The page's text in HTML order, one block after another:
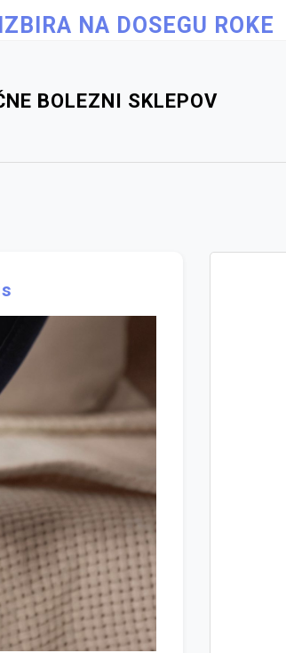
NA DOSEGU ROKE
BOLEZNI SKLEPOV